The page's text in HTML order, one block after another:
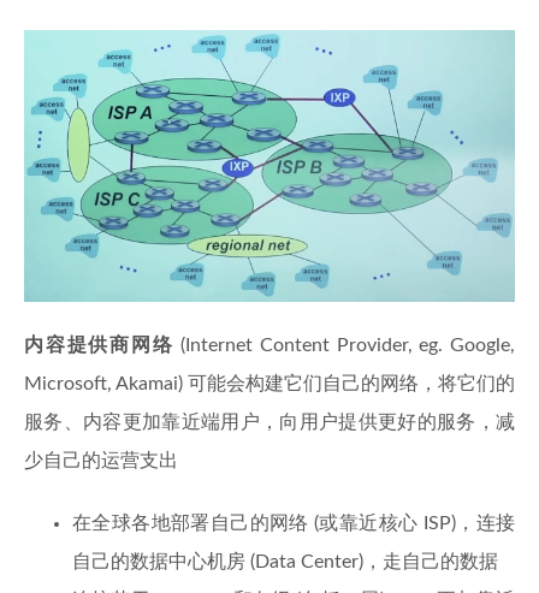
内容提供商网络 (Internet Content Provider, eg. Google,
Microsoft, Akamai) 可能会构建它们自己的网络，将它们的
服务、内容更加靠近端用户，向用户提供更好的服务，减
少自己的运营支出
在全球各地部署自己的网络 (或靠近核心 ISP)，连接
自己的数据中心机房 (Data Center)，走自己的数据